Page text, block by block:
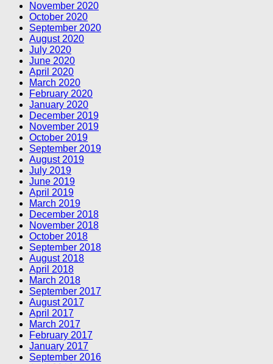
November 2020
October 2020
September 2020
August 2020
July 2020
June 2020
April 2020
March 2020
February 2020
January 2020
December 2019
November 2019
October 2019
September 2019
August 2019
July 2019
June 2019
April 2019
March 2019
December 2018
November 2018
October 2018
September 2018
August 2018
April 2018
March 2018
September 2017
August 2017
April 2017
March 2017
February 2017
January 2017
September 2016